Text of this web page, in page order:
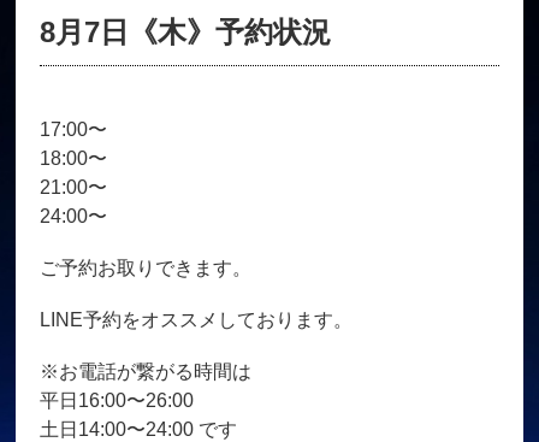
育毛コース よくある質問
お客様の声
ご予約＋お問い合わせ
8月7日《木》予約状況
17:00〜
18:00〜
21:00〜
24:00〜
ご予約お取りできます。
LINE予約をオススメしております。
※お電話が繋がる時間は
平日16:00〜26:00
土日14:00〜24:00 です